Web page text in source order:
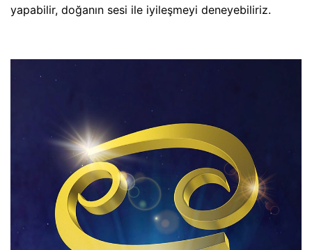
yapabilir, doğanın sesi ile iyileşmeyi deneyebiliriz.